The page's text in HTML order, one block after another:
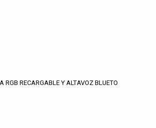
RGB RECARGABLE Y ALTAVOZ BLUETO